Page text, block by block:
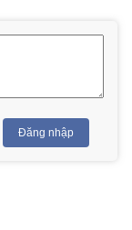
Đăng nhập